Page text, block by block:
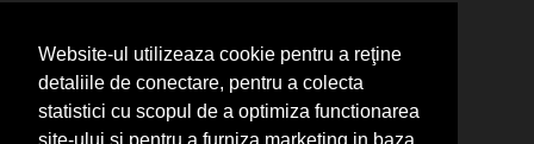
Website-ul utilizeaza cookie pentru a reţine
detaliile de conectare, pentru a colecta
statistici cu scopul de a optimiza functionarea
Birouri-Cadastru.ro
Cabinet-Individual.ro
Centru-Copiere.ro